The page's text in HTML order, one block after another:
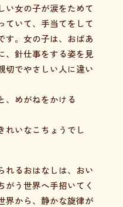
い女の子が涙をためて
ていて、手当てをして
す。女の子は、おばあ
、針仕事をする姿を見
切でやさしい人に違い
、めがねをかける
れいなこちょうでし
れるおはなしは、おい
がう世界へ手招いてく
界から、静かな旋律が